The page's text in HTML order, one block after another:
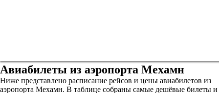
Авиабилеты из аэропорта Мехамн
Ниже представлено расписание рейсов и цены авиабилетов из
аэропорта Мехамн. В таблице собраны самые дешёвые билеты и